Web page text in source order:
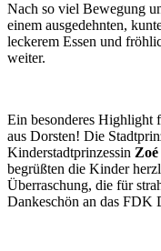
Nach so viel Bewegung
einem ausgedehnten,
leckerem Essen und
weiter.
Ein besonderes Highlight
aus Dorsten! Die
Kinderstadtprinzessin
begrüßten die Kinder
Überraschung, die für
Dankeschön an das FDK